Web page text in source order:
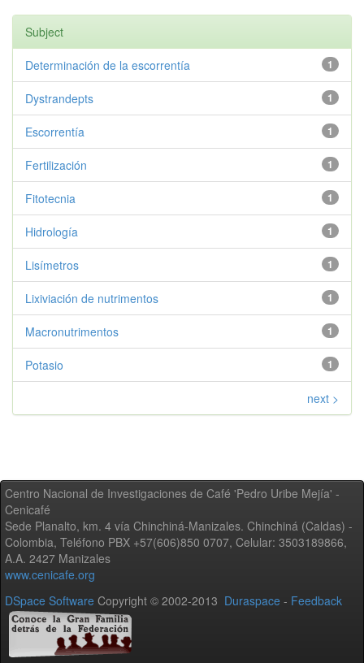
Subject
1
Determinación de la escorrentía
1
Dystrandepts
1
Escorrentía
1
Fertilización
1
Fitotecnia
1
Hidrología
1
Lisímetros
1
Lixiviación de nutrimentos
1
Macronutrimentos
1
Potasio
next >
Centro Nacional de Investigaciones de Café 'Pedro Uribe Mejía' -
Cenicafé
Sede Planalto, km. 4 vía Chinchiná-Manizales. Chinchiná (Caldas) -
Colombia, Teléfono PBX +57(606)850 0707, Celular: 3503189866,
A.A. 2427 Manizales
www.cenicafe.org
DSpace Software Copyright © 2002-2013 Duraspace - Feedback